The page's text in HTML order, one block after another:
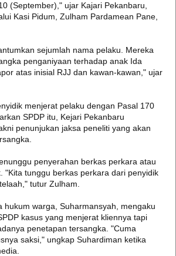
(September)," ujar Kajari Pekanbaru,
Kasi Pidum, Zulham Pardamean Pane,
sejumlah nama pelaku. Mereka
penganiyaan terhadap anak Ida
atas inisial RJJ dan kawan-kawan," ujar
menjerat pelaku dengan Pasal 170
SPDP itu, Kejari Pekanbaru
penunjukan jaksa peneliti yang akan
penyerahan berkas perkara atau
"Kita tunggu berkas perkara dari penyidik
tutur Zulham.
hukum warga, Suharmansyah, mengaku
kasus yang menjerat kliennya tapi
penetapan tersangka. "Cuma
saksi," ungkap Suhardiman ketika